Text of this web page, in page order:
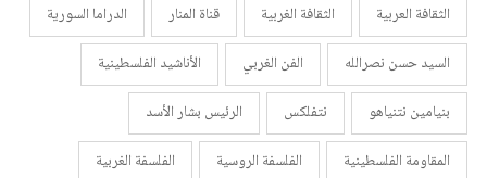
الثقافة العربية
الثقافة الغربية قناة المنار
الدراما السورية
السيد حسن نصرالله
الفن الغربي
الأناشيد الفلسطينية
بنيامين نتنياهو
نتفلكس
الرئيس بشار الأسد
المقاومة الفلسطينية
الفلسفة الروسية
الفلسفة الغربية